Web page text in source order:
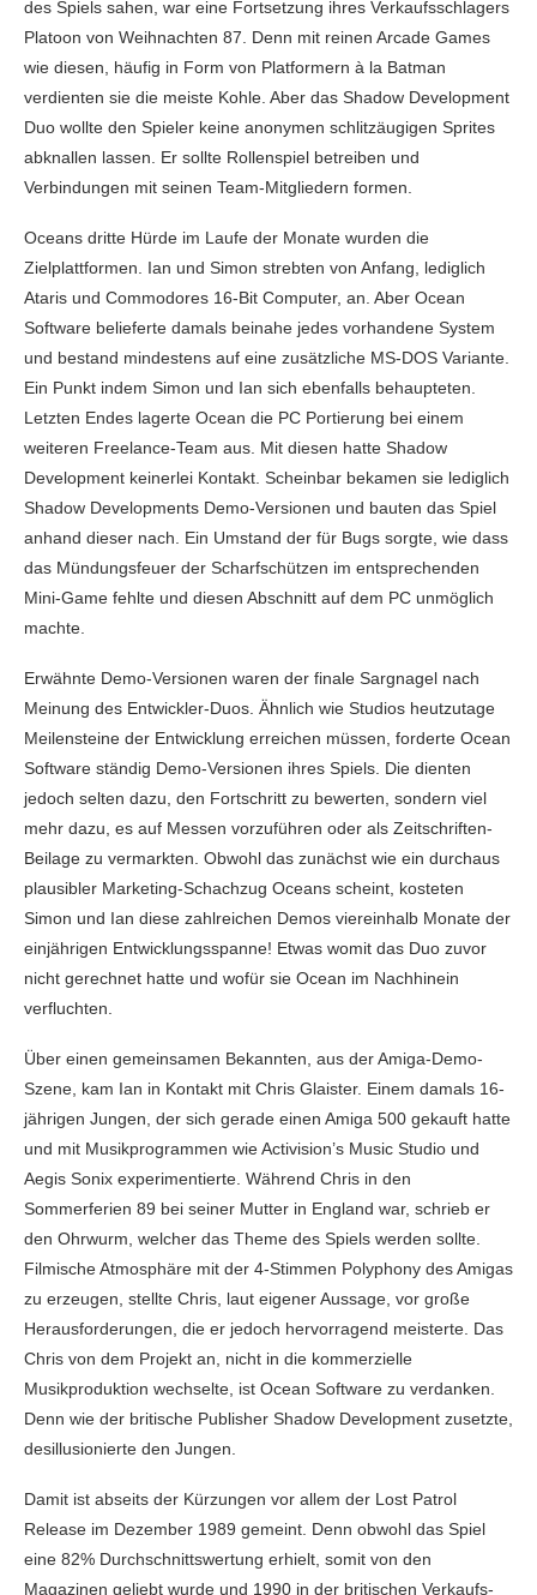
des Spiels sahen, war eine Fortsetzung ihres Verkaufsschlagers
Platoon von Weihnachten 87. Denn mit reinen Arcade Games
wie diesen, häufig in Form von Platformern à la Batman
verdienten sie die meiste Kohle. Aber das Shadow Development
Duo wollte den Spieler keine anonymen schlitzäugigen Sprites
abknallen lassen. Er sollte Rollenspiel betreiben und
Verbindungen mit seinen Team-Mitgliedern formen.
Oceans dritte Hürde im Laufe der Monate wurden die
Zielplattformen. Ian und Simon strebten von Anfang, lediglich
Ataris und Commodores 16-Bit Computer, an. Aber Ocean
Software belieferte damals beinahe jedes vorhandene System
und bestand mindestens auf eine zusätzliche MS-DOS Variante.
Ein Punkt indem Simon und Ian sich ebenfalls behaupteten.
Letzten Endes lagerte Ocean die PC Portierung bei einem
weiteren Freelance-Team aus. Mit diesen hatte Shadow
Development keinerlei Kontakt. Scheinbar bekamen sie lediglich
Shadow Developments Demo-Versionen und bauten das Spiel
anhand dieser nach. Ein Umstand der für Bugs sorgte, wie dass
das Mündungsfeuer der Scharfschützen im entsprechenden
Mini-Game fehlte und diesen Abschnitt auf dem PC unmöglich
machte.
Erwähnte Demo-Versionen waren der finale Sargnagel nach
Meinung des Entwickler-Duos. Ähnlich wie Studios heutzutage
Meilensteine der Entwicklung erreichen müssen, forderte Ocean
Software ständig Demo-Versionen ihres Spiels. Die dienten
jedoch selten dazu, den Fortschritt zu bewerten, sondern viel
mehr dazu, es auf Messen vorzuführen oder als Zeitschriften-
Beilage zu vermarkten. Obwohl das zunächst wie ein durchaus
plausibler Marketing-Schachzug Oceans scheint, kosteten
Simon und Ian diese zahlreichen Demos viereinhalb Monate der
einjährigen Entwicklungsspanne! Etwas womit das Duo zuvor
nicht gerechnet hatte und wofür sie Ocean im Nachhinein
verfluchten.
Über einen gemeinsamen Bekannten, aus der Amiga-Demo-
Szene, kam Ian in Kontakt mit Chris Glaister. Einem damals 16-
jährigen Jungen, der sich gerade einen Amiga 500 gekauft hatte
und mit Musikprogrammen wie Activision’s Music Studio und
Aegis Sonix experimentierte. Während Chris in den
Sommerferien 89 bei seiner Mutter in England war, schrieb er
den Ohrwurm, welcher das Theme des Spiels werden sollte.
Filmische Atmosphäre mit der 4-Stimmen Polyphony des Amigas
zu erzeugen, stellte Chris, laut eigener Aussage, vor große
Herausforderungen, die er jedoch hervorragend meisterte. Das
Chris von dem Projekt an, nicht in die kommerzielle
Musikproduktion wechselte, ist Ocean Software zu verdanken.
Denn wie der britische Publisher Shadow Development zusetzte,
desillusionierte den Jungen.
Damit ist abseits der Kürzungen vor allem der Lost Patrol
Release im Dezember 1989 gemeint. Denn obwohl das Spiel
eine 82% Durchschnittswertung erhielt, somit von den
Magazinen geliebt wurde und 1990 in der britischen Verkaufs-